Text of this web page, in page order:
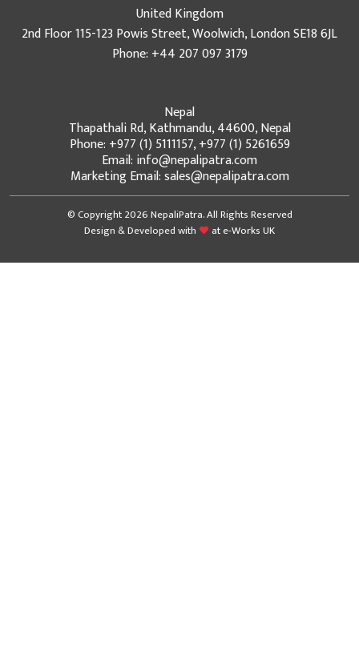
United Kingdom
2nd Floor 115-123 Powis Street, Woolwich, London SE18 6JL
Phone: +44 207 097 3179
Nepal
Thapathali Rd, Kathmandu, 44600, Nepal
Phone: +977 (1) 5111157, +977 (1) 5261659
Email: info@nepalipatra.com
Marketing Email: sales@nepalipatra.com
© Copyright 2026 NepaliPatra. All Rights Reserved
Design & Developed with
ate-Works UK